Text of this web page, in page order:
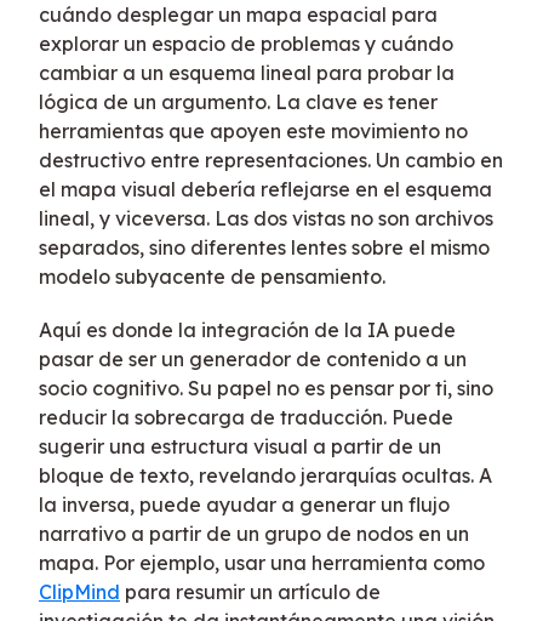
cuándo desplegar un mapa espacial para
explorar un espacio de problemas y cuándo
cambiar a un esquema lineal para probar la
lógica de un argumento. La clave es tener
herramientas que apoyen este movimiento no
destructivo entre representaciones. Un cambio en
el mapa visual debería reflejarse en el esquema
lineal, y viceversa. Las dos vistas no son archivos
separados, sino diferentes lentes sobre el mismo
modelo subyacente de pensamiento.
Aquí es donde la integración de la IA puede
pasar de ser un generador de contenido a un
socio cognitivo. Su papel no es pensar por ti, sino
reducir la sobrecarga de traducción. Puede
sugerir una estructura visual a partir de un
bloque de texto, revelando jerarquías ocultas. A
la inversa, puede ayudar a generar un flujo
narrativo a partir de un grupo de nodos en un
mapa. Por ejemplo, usar una herramienta como
ClipMind para resumir un artículo de